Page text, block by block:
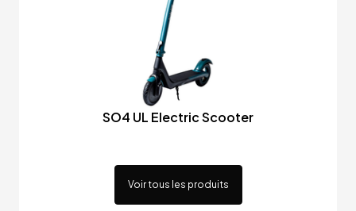
SO4 UL Electric Scooter
Voir tous les produits